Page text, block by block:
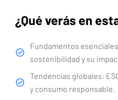
¿Qué verás en
Fundamentos
sostenibilidad y su
Tendencias globales:
y consumo responsable.